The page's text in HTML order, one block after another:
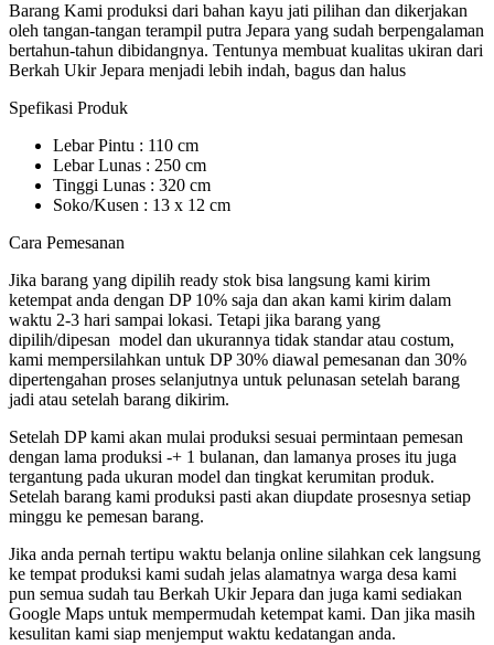
Barang Kami produksi dari bahan kayu jati pilihan dan dikerjakan
oleh tangan-tangan terampil putra Jepara yang sudah berpengalaman
bertahun-tahun dibidangnya. Tentunya membuat kualitas ukiran dari
Berkah Ukir Jepara menjadi lebih indah, bagus dan halus
Spefikasi Produk
Lebar Pintu : 110 cm
Lebar Lunas : 250 cm
Tinggi Lunas : 320 cm
Soko/Kusen : 13 x 12 cm
Cara Pemesanan
Jika barang yang dipilih ready stok bisa langsung kami kirim
ketempat anda dengan DP 10% saja dan akan kami kirim dalam
waktu 2-3 hari sampai lokasi. Tetapi jika barang yang
dipilih/dipesan model dan ukurannya tidak standar atau costum,
kami mempersilahkan untuk DP 30% diawal pemesanan dan 30%
dipertengahan proses selanjutnya untuk pelunasan setelah barang
jadi atau setelah barang dikirim.
Setelah DP kami akan mulai produksi sesuai permintaan pemesan
dengan lama produksi -+ 1 bulanan, dan lamanya proses itu juga
tergantung pada ukuran model dan tingkat kerumitan produk.
Setelah barang kami produksi pasti akan diupdate prosesnya setiap
minggu ke pemesan barang.
Jika anda pernah tertipu waktu belanja online silahkan cek langsung
ke tempat produksi kami sudah jelas alamatnya warga desa kami
pun semua sudah tau Berkah Ukir Jepara dan juga kami sediakan
Google Maps untuk mempermudah ketempat kami. Dan jika masih
kesulitan kami siap menjemput waktu kedatangan anda.